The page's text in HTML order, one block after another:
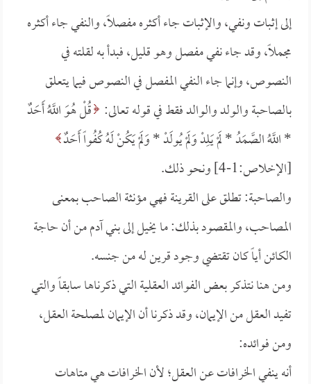
إلى إثبات ونفي، والإثبات جاء أكثره مفصلاً، والنفي جاء أكثره
مجملاً، وقد جاء نفي مفصل وهو قليل، فبدأ به لقلته في
النصوص، وإنما جاء النفي المفصل في النصوص فيما يتعلق
بالصاحبة والولد والوالد فقط في قوله تعالى: قُلْ هُوَ اللَّهُ أَحَدٌ
*اللَّهُ الصَّمَدُ *لَمْ يَلِدْ وَلَمْ يُولَدْ *وَلَمْ يَكُنْ لَهُ كُفُواً أَحَدٌ
[الإخلاص:1-4] ونحو ذلك.
والصاحبة: تطلق على القرينة فهي مؤنثة الصاحب بمعنى
المصاحب، والمقصود بذلك: ما يخيل إلى بني آدم من أن حاجة
الكائن أياً كان تقتضي وجود قرين له من جنسه.
ومن هنا نتذكر بعض الفوائد العقلية التي ذكرناها سابقاً والتي
تفيد العقل من الإيمان، وقد ذكرنا أن الإيمان لمصلحة العقل،
ومن فوائده:
أنه ينفي الخرافات عن العقل؛ لأن الخرافات هي متاهات